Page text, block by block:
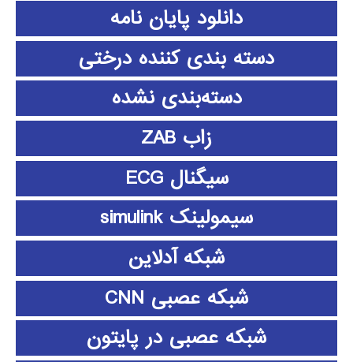
دانلود پايان نامه
دسته بندی کننده درختی
دسته‌بندی نشده
زاب ZAB
سیگنال ECG
سیمولینک simulink
شبکه آدلاین
شبکه عصبی CNN
شبکه عصبی در پایتون